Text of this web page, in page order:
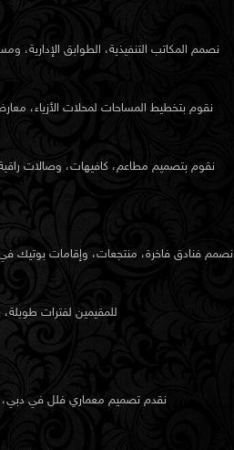
نصمم المكاتب التنفيذية، الطوابق الإدارية،
نقوم بتخطيط المساحات لمحلات الأزياء،
نقوم بتصميم مطاعم، كافيهات، وصالات راقية
نصمم فنادق فاخرة، منتجعات، وإقامات بوتيك
للمقيمين لفترات
نقدمتصميم معماري فلل في دبي،